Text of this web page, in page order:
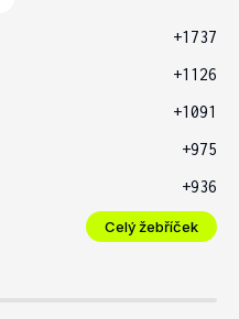
+1737
+1126
+1091
+975
+936
Celý žebříček